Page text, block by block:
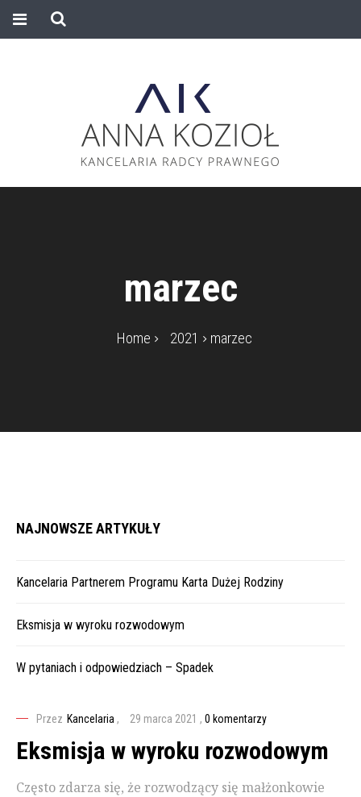
marzec
Home 2021 marzec
NAJNOWSZE ARTYKUŁY
Kancelaria Partnerem Programu Karta Dużej Rodziny
Eksmisja w wyroku rozwodowym
W pytaniach i odpowiedziach – Spadek
Przez Kancelaria , 29 marca 2021 , 0 komentarzy
Eksmisja w wyroku rozwodowym
Często zdarza się, że rozwodzący się małżonkowie